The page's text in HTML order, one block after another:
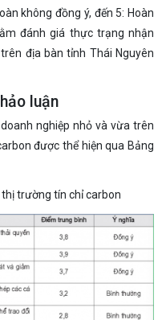
không đồng ý, đến 5: Hoàn
đánh giá thực trạng nhận
địa bàn tỉnh Thái Nguyên
luận
nghiệp nhỏ và vừa trên
được thể hiện qua Bảng
thị trường tín chỉ carbon